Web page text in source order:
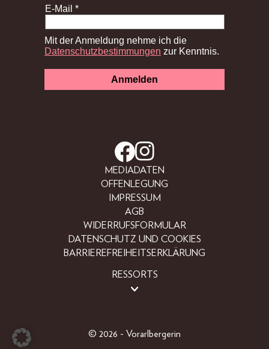
MEDIADATEN
OFFENLEGUNG
IMPRESSUM
AGB
WIDERRUFSFORMULAR
DATENSCHUTZ UND COOKIES
BARRIEREFREIHEITSERKLÄRUNG
RESSORTS
© 2026 - Vorarlbergerin